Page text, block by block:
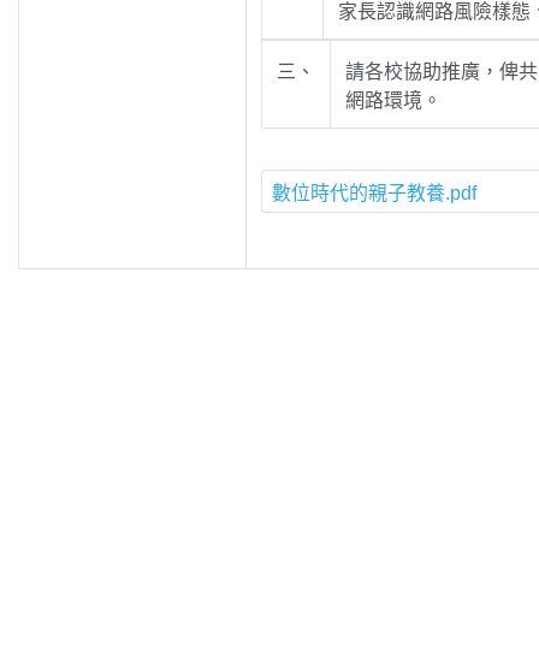
家長認識網路風險樣
三、
請各校協助推廣，俾
網路環境。
數位時代的親子教養.pdf